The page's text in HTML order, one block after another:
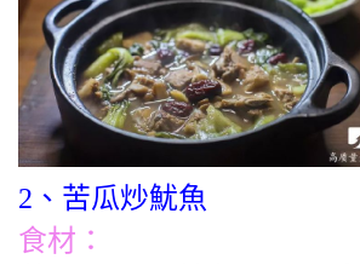
2、苦瓜炒魷魚
食材：